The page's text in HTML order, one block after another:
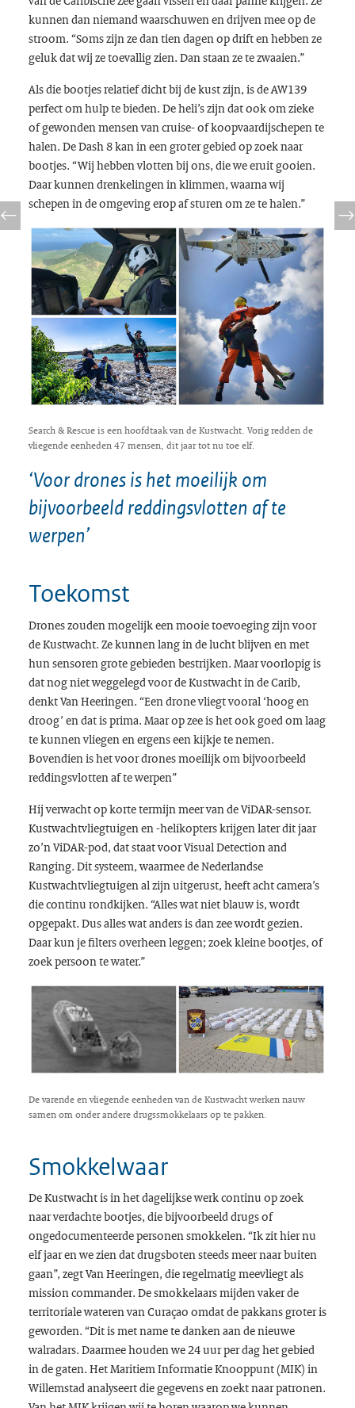
kunnen dan niemand waarschuwen en drijven mee op de
stroom. “Soms zijn ze dan tien dagen op drift en hebben ze
geluk dat wij ze toevallig zien. Dan staan ze te zwaaien.”
Als die bootjes relatief dicht bij de kust zijn, is de AW139
perfect om hulp te bieden. De heli’s zijn dat ook om zieke
of gewonden mensen van cruise- of koopvaardijschepen te
halen. De Dash 8 kan in een groter gebied op zoek naar
bootjes. “Wij hebben vlotten bij ons, die we eruit gooien.
Daar kunnen drenkelingen in klimmen, waarna wij
schepen in de omgeving erop af sturen om ze te halen.”
Search & Rescue is een hoofdtaak van de Kustwacht. Vorig redden de
vliegende eenheden 47 mensen, dit jaar tot nu toe elf.
‘Voor drones is het moeilijk om
bijvoorbeeld reddingsvlotten af te
werpen’
Toekomst
Drones zouden mogelijk een mooie toevoeging zijn voor
de Kustwacht. Ze kunnen lang in de lucht blijven en met
hun sensoren grote gebieden bestrijken. Maar voorlopig is
dat nog niet weggelegd voor de Kustwacht in de Carib,
denkt Van Heeringen. “Een drone vliegt vooral ‘hoog en
droog’ en dat is prima. Maar op zee is het ook goed om laag
te kunnen vliegen en ergens een kijkje te nemen.
Bovendien is het voor drones moeilijk om bijvoorbeeld
reddingsvlotten af te werpen”
Hij verwacht op korte termijn meer van de ViDAR-sensor.
Kustwachtvliegtuigen en -helikopters krijgen later dit jaar
zo’n ViDAR-pod, dat staat voorVisual Detection and
Ranging. Dit systeem, waarmee de Nederlandse
Kustwachtvliegtuigen al zijn uitgerust, heeft acht camera’s
die continu rondkijken. “Alles wat niet blauw is, wordt
opgepakt. Dus alles wat anders is dan zee wordt gezien.
Daar kun je filters overheen leggen; zoek kleine bootjes, of
zoek persoon te water.”
De varende en vliegende eenheden van de Kustwacht werken nauw
samen om onder andere drugssmokkelaars op te pakken.
Smokkelwaar
De Kustwacht is in het dagelijkse werk continu op zoek
naar verdachte bootjes, die bijvoorbeeld drugs of
ongedocumenteerde personen smokkelen. “Ik zit hier nu
elf jaar en we zien dat drugsboten steeds meer naar buiten
gaan”, zegt Van Heeringen, die regelmatig meevliegt als
mission commander. De smokkelaars mijden vaker de
territoriale wateren van Curaçao omdat de pakkans groter is
geworden. “Dit is met name te danken aan de nieuwe
walradars. Daarmee houden we 24 uur per dag het gebied
in de gaten. Het Maritiem Informatie Knooppunt (MIK) in
Willemstad analyseert die gegevens en zoekt naar patronen.